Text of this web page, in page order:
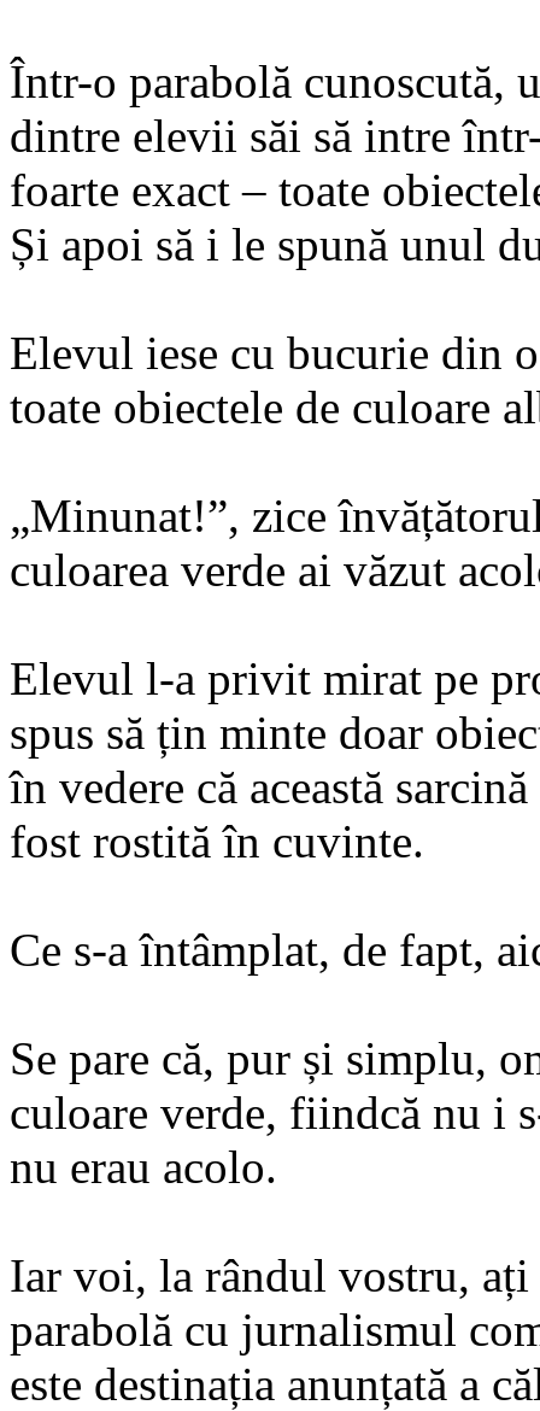
Într-o parabolă cunoscută,
dintre elevii săi să intre
foarte exact – toate
Și apoi să i le spună unul
Elevul iese cu bucurie din
toate obiectele de culoare
„Minunat!”, zice
culoarea verde ai văzut
Elevul l-a privit mirat pe
spus să țin minte doar
în vedere că această
fost rostită în cuvinte.
Ce s-a întâmplat, de fapt,
Se pare că, pur și simplu,
culoare verde, fiindcă nu i
nu erau acolo.
Iar voi, la rândul vostru, ați
parabolă cu jurnalismul
este destinația anunțată a